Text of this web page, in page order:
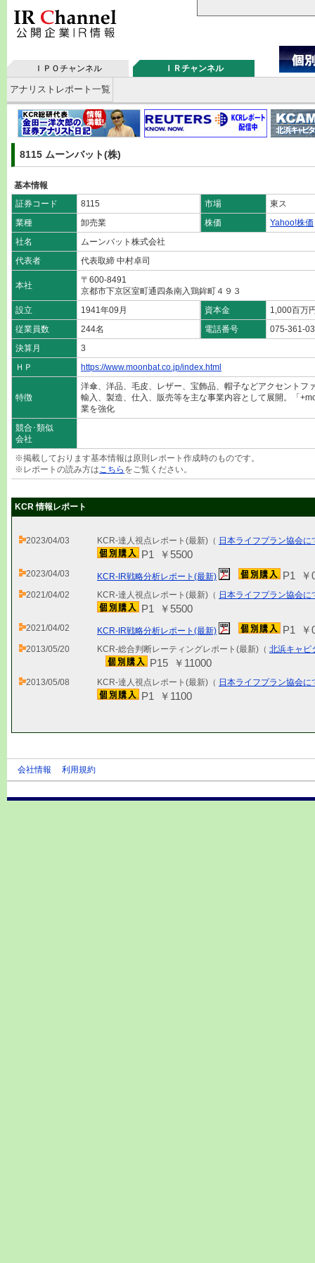
ＩＰＯチャンネル ＩＲチャンネル
アナリストレポート一覧
8115 ムーンバット(株)
基本情報
証券コード
8115 市場
東ス
業種
卸売業 株価
Yahoo!株価
社名
ムーンバット株式会社
代表者
代表取締 中村卓司
本社
〒600-8491
京都市下京区室町通四条南入鶏鉾町４９３
設立
1941年09月 資本金
1,000百万
従業員数
244名 電話番号
075-361-
決算月
3
ＨＰ
https://www.moonbat.co.jp/index.html
特徴
洋傘、洋品、毛皮、レザー、宝飾品、帽子などアクセントフ
輸入、製造、仕入、販売等を主な事業内容として展開。「
業を強化
競合･類似
会社
※掲載しております基本情報は原則レポート作成時のものです。
※レポートの読み方はこちら をご覧ください。
KCR 情報レポート
2023/04/03 KCR-達人視点レポート(最新)（ 日本ライフプラン協会に
P1 ￥5500
2023/04/03 KCR-IR戦略分析レポート(最新) P1 ￥
2021/04/02 KCR-達人視点レポート(最新)（ 日本ライフプラン協会に
P1 ￥5500
2021/04/02 KCR-IR戦略分析レポート(最新) P1 ￥
2013/05/20 KCR-総合判断レーティングレポート(最新)（ 北浜キャピ
P15 ￥11000
2013/05/08 KCR-達人視点レポート(最新)（ 日本ライフプラン協会に
P1 ￥1100
会社情報 利用規約